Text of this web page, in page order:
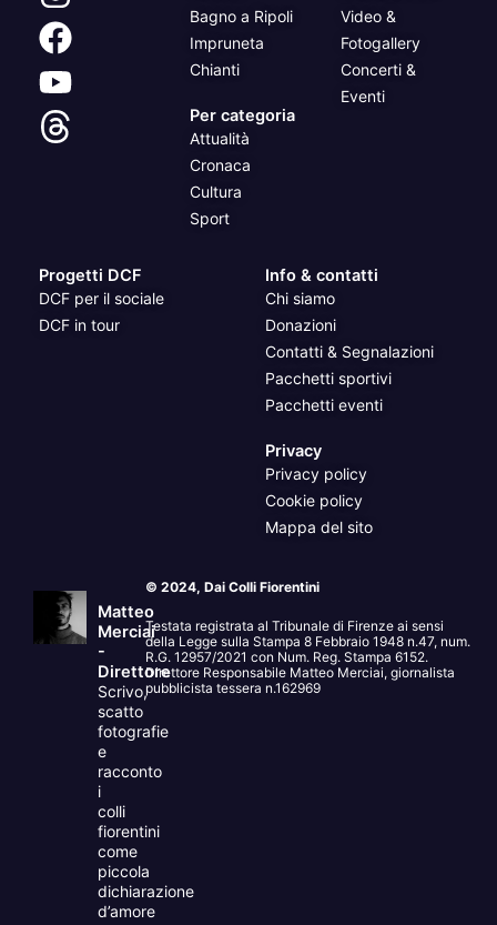
Bagno a Ripoli
Impruneta
Chianti
Per categoria
Attualità
Cronaca
Cultura
Sport
Video &
Fotogallery
Concerti &
Eventi
Progetti DCF
DCF per il sociale
DCF in tour
Info & contatti
Chi siamo
Donazioni
Contatti & Segnalazioni
Pacchetti sportivi
Pacchetti eventi
Privacy
Privacy policy
Cookie policy
Mappa del sito
Matteo
Merciai
-
Direttore
Scrivo,
scatto
fotografie
e
racconto
i
colli
fiorentini
come
piccola
dichiarazione
d’amore
© 2024, Dai Colli Fiorentini
Testata registrata al Tribunale di Firenze ai sensi
della Legge sulla Stampa 8 Febbraio 1948 n.47, num.
R.G. 12957/2021 con Num. Reg. Stampa 6152.
Direttore Responsabile Matteo Merciai, giornalista
pubblicista tessera n.162969